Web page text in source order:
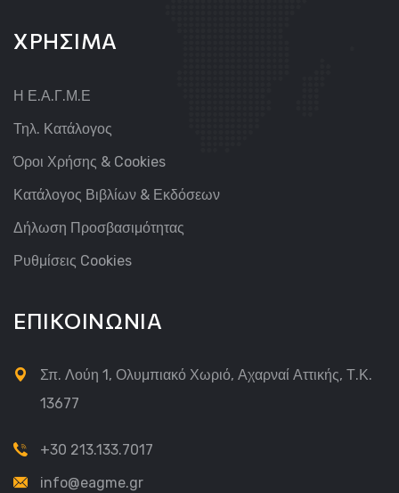
ΧΡΗΣΙΜΑ
Η Ε.Α.Γ.Μ.Ε
Τηλ. Κατάλογος
Όροι Χρήσης & Cookies
Κατάλογος Βιβλίων & Εκδόσεων
Δήλωση Προσβασιμότητας
Ρυθμίσεις Cookies
ΕΠΙΚΟΙΝΩΝΙΑ
Σπ. Λούη 1, Ολυμπιακό Χωριό, Αχαρναί Αττικής, Τ.Κ.
13677
+30 213.133.7017
info@eagme.gr